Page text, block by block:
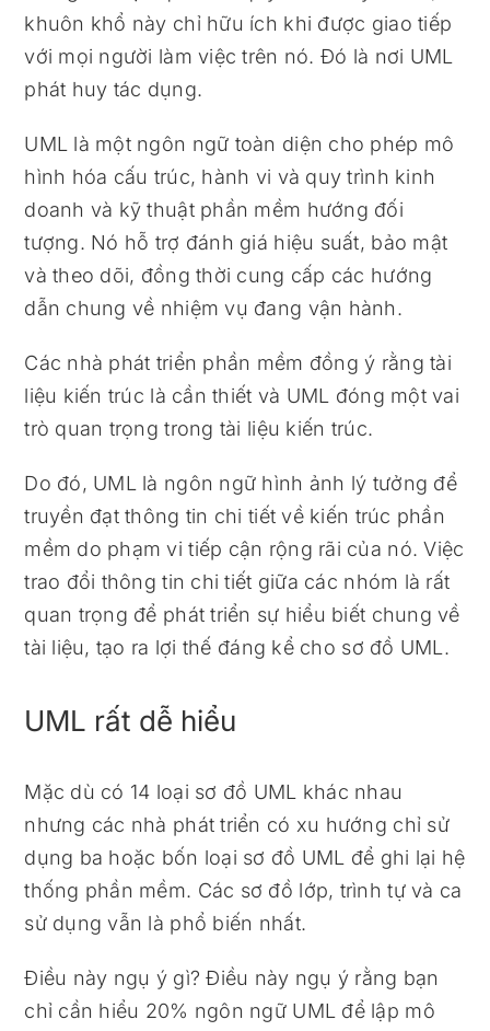
khuôn khổ này chỉ hữu ích khi được giao tiếp
với mọi người làm việc trên nó. Đó là nơi UML
phát huy tác dụng.
UML là một ngôn ngữ toàn diện cho phép mô
hình hóa cấu trúc, hành vi và quy trình kinh
doanh và kỹ thuật phần mềm hướng đối
tượng. Nó hỗ trợ đánh giá hiệu suất, bảo mật
và theo dõi, đồng thời cung cấp các hướng
dẫn chung về nhiệm vụ đang vận hành.
Các nhà phát triển phần mềm đồng ý rằng tài
liệu kiến ​​trúc là cần thiết và UML đóng một vai
trò quan trọng trong tài liệu kiến ​​trúc.
Do đó, UML là ngôn ngữ hình ảnh lý tưởng để
truyền đạt thông tin chi tiết về kiến ​​trúc phần
mềm do phạm vi tiếp cận rộng rãi của nó. Việc
trao đổi thông tin chi tiết giữa các nhóm là rất
quan trọng để phát triển sự hiểu biết chung về
tài liệu, tạo ra lợi thế đáng kể cho sơ đồ UML.
UML rất dễ hiểu
Mặc dù có 14 loại sơ đồ UML khác nhau
nhưng các nhà phát triển có xu hướng chỉ sử
dụng ba hoặc bốn loại sơ đồ UML để ghi lại hệ
thống phần mềm. Các sơ đồ lớp, trình tự và ca
sử dụng vẫn là phổ biến nhất.
Điều này ngụ ý gì? Điều này ngụ ý rằng bạn
chỉ cần hiểu 20% ngôn ngữ UML để lập mô